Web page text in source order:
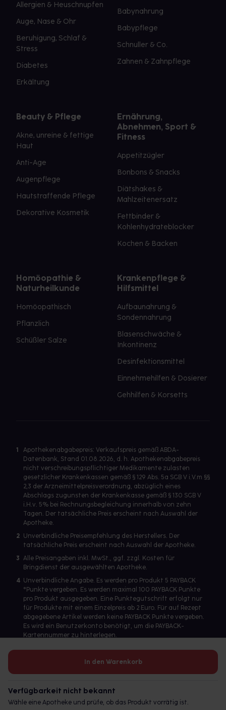
In den Warenkorb
Verfügbarkeit nicht bekannt
Wähle eine Apotheke und prüfe, ob das Produkt vorrätig ist.
Allergien & Heuschnupfen
Auge, Nase & Ohr
Beruhigung, Schlaf &
Stress
Diabetes
Erkältung
Babynahrung
Babypflege
Schnuller & Co.
Zahnen & Zahnpflege
Beauty & Pflege
Akne, unreine & fettige
Haut
Anti-Age
Augenpflege
Hautstraffende Pflege
Dekorative Kosmetik
Ernährung,
Abnehmen, Sport &
Fitness
Appetitzügler
Bonbons & Snacks
Diätshakes &
Mahlzeitenersatz
Fettbinder &
Kohlenhydrateblocker
Kochen & Backen
Homöopathie &
Naturheilkunde
Homöopathisch
Pflanzlich
Schüßler Salze
Krankenpflege &
Hilfsmittel
Aufbaunahrung &
Sondennahrung
Blasenschwäche &
Inkontinenz
Desinfektionsmittel
Einnehmehilfen & Dosierer
Gehhilfen & Korsetts
1
Apothekenabgabepreis: Verkaufspreis gemäß ABDA-
Datenbank, Stand 01.08.2026, d. h. Apothekenabgabepreis
nicht verschreibungspflichtiger Medikamente zulasten
gesetzlicher Krankenkassen gemäß § 129 Abs. 5a SGB V i.V.m §§
2,3 der Arzneimittelpreisverordnung, abzüglich eines
Abschlags zugunsten der Krankenkasse gemäß § 130 SGB V
i.H.v. 5% bei Rechnungsbegleichung innerhalb von zehn
Tagen. Der tatsächliche Preis erscheint nach Auswahl der
Apotheke.
2 Unverbindliche Preisempfehlung des Herstellers. Der
tatsächliche Preis erscheint nach Auswahl der Apotheke.
3 Alle Preisangaben inkl. MwSt., ggf. zzgl. Kosten für
Bringdienst der ausgewählten Apotheke.
4 Unverbindliche Angabe. Es werden pro Produkt 5 PAYBACK
°Punkte vergeben. Es werden maximal 100 PAYBACK Punkte
pro Produkt ausgegeben. Eine Punktegutschrift erfolgt nur
für Produkte mit einem Einzelpreis ab 2 Euro. Für auf Rezept
abgegebene Artikel werden keine PAYBACK Punkte vergeben.
Es wird ein Benutzerkonto benötigt, um die PAYBACK-
Kartennummer zu hinterlegen.
Betreiber des Portals und verantwortlich: gesund.de GmbH &
© 2026 gesund.de GmbH & Co. KG